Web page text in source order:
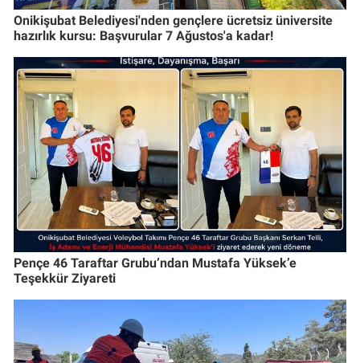
Onikişubat Belediyesi'nden gençlere ücretsiz üniversite
hazırlık kursu: Başvurular 7 Ağustos'a kadar!
Pençe 46 Taraftar Grubu’ndan Mustafa Yüksek’e
Teşekkür Ziyareti